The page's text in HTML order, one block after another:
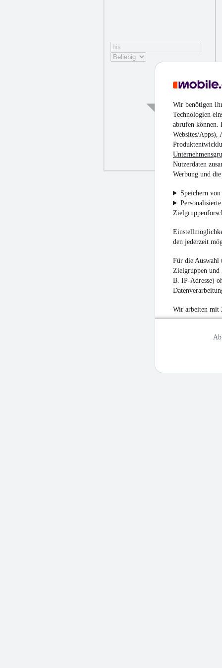
Wir benötigen
Technologien
abrufen können.
Websites/Apps),
Nutzerdaten
Werbung und
Speichern
den jederzeit
Für die Auswahl
Zielgruppen und
B. IP-Adresse)
Wir arbeiten mit